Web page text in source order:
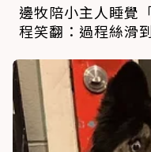
邊牧陪小主人睡覺
程笑翻：過程絲滑